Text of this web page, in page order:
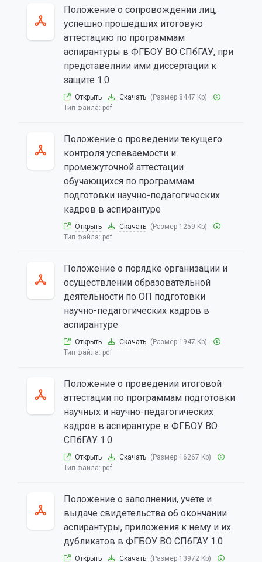
Положение о сопровождении лиц,
успешно прошедших итоговую
аттестацию по программам
аспирантуры в ФГБОУ ВО СПбГАУ, при
представелнии ими диссертации к
защите 1.0
Открыть Скачать (Размер 8447 Kb)
Тип файла: pdf
Положение о проведении текущего
контроля успеваемости и
промежуточной аттестации
обучающихся по программам
подготовки научно-педагогических
кадров в аспирантуре
Открыть Скачать (Размер 1259 Kb)
Тип файла: pdf
Положение о порядке организации и
осуществлении образовательной
деятельности по ОП подготовки
научно-педагогических кадров в
аспирантуре
Открыть Скачать (Размер 1947 Kb)
Тип файла: pdf
Положение о проведении итоговой
аттестации по программам подготовки
научных и научно-педагогических
кадров в аспирантуре в ФГБОУ ВО
СПбГАУ 1.0
Открыть Скачать (Размер 16267 Kb)
Тип файла: pdf
Положение о заполнении, учете и
выдаче свидетельства об окончании
аспирантуры, приложения к нему и их
дубликатов в ФГБОУ ВО СПбГАУ 1.0
Открыть Скачать (Размер 13972 Kb)